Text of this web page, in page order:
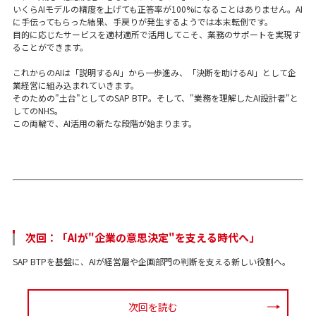
いくらAIモデルの精度を上げても正答率が100%になることはありません。AI
に手伝ってもらった結果、手戻りが発生するようでは本末転倒です。
目的に応じたサービスを適材適所で活用してこそ、業務のサポートを実現す
ることができます。
これからのAIは「説明するAI」から一歩進み、「決断を助けるAI」として企
業経営に組み込まれていきます。
そのための"土台"としてのSAP BTP。そして、"業務を理解したAI設計者"と
してのNHS。
この両輪で、AI活用の新たな段階が始まります。
次回：「AIが"企業の意思決定"を支える時代へ」
SAP BTPを基盤に、AIが経営層や企画部門の判断を支える新しい役割へ。
次回を読む